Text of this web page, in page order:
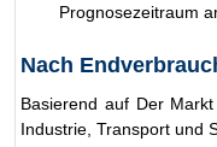
Prognosezeitraum
Nach
Basierend auf Der
Industrie, Transport und